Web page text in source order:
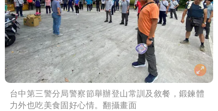
台中第三警分局警察節舉辦登山常訓及敘餐，鍛鍊體
力外也吃美食固好心情。翻攝畫面